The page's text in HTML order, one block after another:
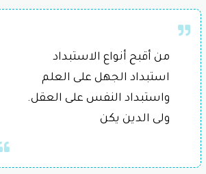
من أقبح أنواع الاستبداد
استبداد الجهل على العلم
واستبداد النفس على العقل.
ولى الدين يكن